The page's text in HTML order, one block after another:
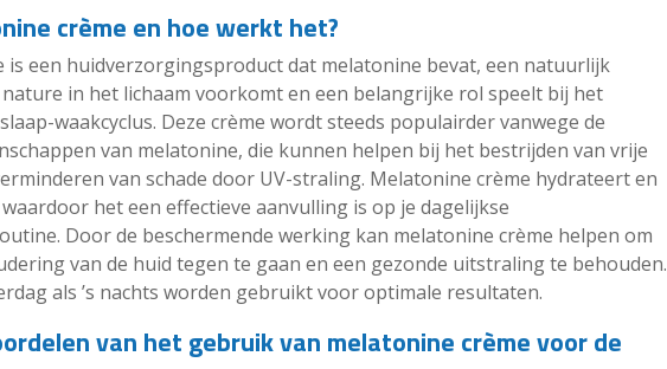
crème en hoe werkt het?
is een huidverzorgingsproduct dat melatonine bevat, een natuurlijk
in het lichaam voorkomt en een belangrijke rol speelt bij het
waakcyclus. Deze crème wordt steeds populairder vanwege de
van melatonine, die kunnen helpen bij het bestrijden van vrije
van schade door UV-straling. Melatonine crème hydrateert en
het een effectieve aanvulling is op je dagelijkse
Door de beschermende werking kan melatonine crème helpen om
van de huid tegen te gaan en een gezonde uitstraling te behouden.
als ’s nachts worden gebruikt voor optimale resultaten.
van het gebruik van melatonine crème voor de